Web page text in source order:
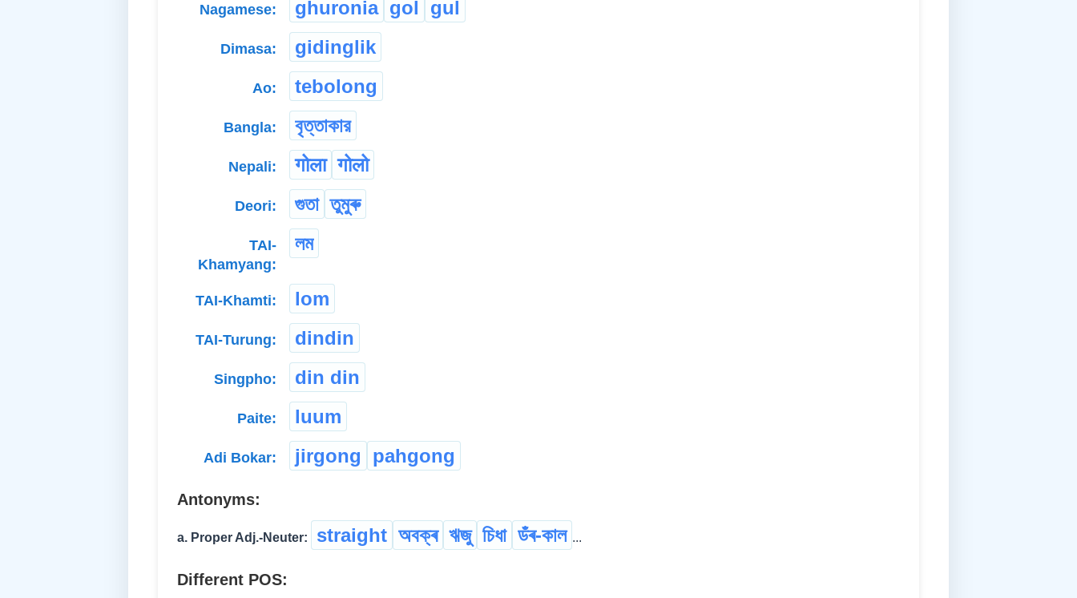
Nagamese: ghuronia gol gul
Dimasa: gidinglik
Ao: tebolong
Bangla: বৃত্তাকার
Nepali: गोला गोलो
Deori: গুতা তুমুৰু
TAI-
Khamyang:
লম
TAI-Khamti: lom
TAI-Turung: dindin
Singpho: din din
Paite: luum
Adi Bokar: jirgong pahgong
Antonyms:
a. Proper Adj.-Neuter: straight অবক্ৰ ঋজু চিধা ডঁৰ-কাল ...
Different POS: